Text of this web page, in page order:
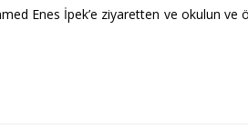
Enes İpek’e ziyaretten ve okulun ve